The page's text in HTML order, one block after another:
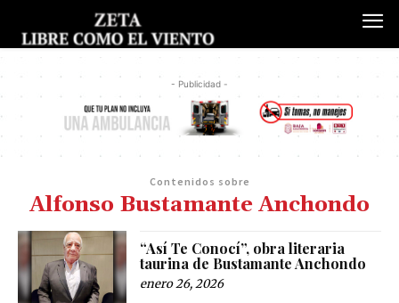
- Publicidad -
Contenidos sobre
Alfonso Bustamante Anchondo
“Así Te Conocí”, obra literaria
taurina de Bustamante Anchondo
enero 26, 2026